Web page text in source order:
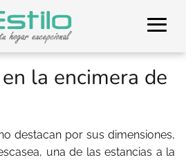
la encimera de
destacan por sus dimensiones,
una de las estancias a la